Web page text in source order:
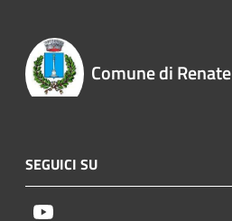
Comune di Renate
SEGUICI SU